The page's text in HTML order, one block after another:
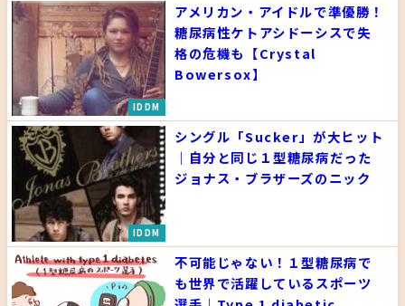
IDDM
アメリカン・アイドルで準優勝！
糖尿病性ケトアシドーシスで失
格の危機も【Crystal
Bowersox】
IDDM
シングル「Sucker」が大ヒット
｜自分と同じ１型糖尿病だった
ジョナス・ブラザーズのニック
不可能じゃない！１型糖尿病で
も世界で活躍しているスポーツ